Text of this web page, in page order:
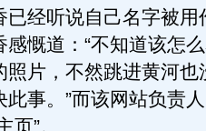
经听说自己名字被用
慨道：“不知道该怎
照片，不然跳进黄河也
此事。”而该网站负责
”。